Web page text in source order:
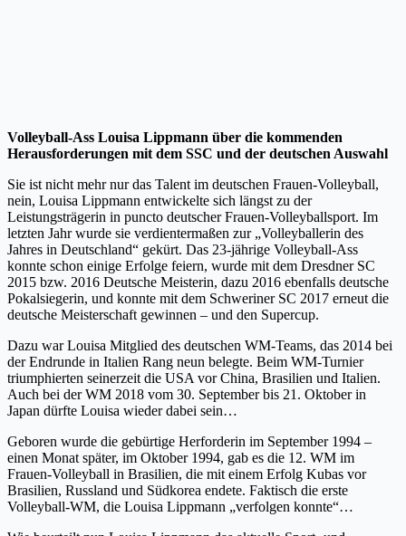
Volleyball-Ass Louisa Lippmann über die kommenden
Herausforderungen mit dem SSC und der deutschen Auswahl
Sie ist nicht mehr nur das Talent im deutschen Frauen-Volleyball,
nein, Louisa Lippmann entwickelte sich längst zu der
Leistungsträgerin in puncto deutscher Frauen-Volleyballsport. Im
letzten Jahr wurde sie verdientermaßen zur „Volleyballerin des
Jahres in Deutschland“ gekürt. Das 23-jährige Volleyball-Ass
konnte schon einige Erfolge feiern, wurde mit dem Dresdner SC
2015 bzw. 2016 Deutsche Meisterin, dazu 2016 ebenfalls deutsche
Pokalsiegerin, und konnte mit dem Schweriner SC 2017 erneut die
deutsche Meisterschaft gewinnen – und den Supercup.
Dazu war Louisa Mitglied des deutschen WM-Teams, das 2014 bei
der Endrunde in Italien Rang neun belegte. Beim WM-Turnier
triumphierten seinerzeit die USA vor China, Brasilien und Italien.
Auch bei der WM 2018 vom 30. September bis 21. Oktober in
Japan dürfte Louisa wieder dabei sein…
Geboren wurde die gebürtige Herforderin im September 1994 –
einen Monat später, im Oktober 1994, gab es die 12. WM im
Frauen-Volleyball in Brasilien, die mit einem Erfolg Kubas vor
Brasilien, Russland und Südkorea endete. Faktisch die erste
Volleyball-WM, die Louisa Lippmann „verfolgen konnte“…